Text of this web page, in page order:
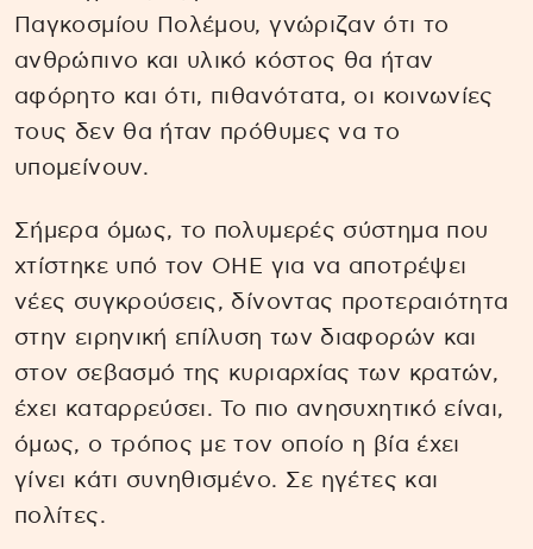
Παγκοσμίου Πολέμου, γνώριζαν ότι το
ανθρώπινο και υλικό κόστος θα ήταν
αφόρητο και ότι, πιθανότατα, οι κοινωνίες
τους δεν θα ήταν πρόθυμες να το
υπομείνουν.
Σήμερα όμως, το πολυμερές σύστημα που
χτίστηκε υπό τον ΟΗΕ για να αποτρέψει
νέες συγκρούσεις, δίνοντας προτεραιότητα
στην ειρηνική επίλυση των διαφορών και
στον σεβασμό της κυριαρχίας των κρατών,
έχει καταρρεύσει. Το πιο ανησυχητικό είναι,
όμως, ο τρόπος με τον οποίο η βία έχει
γίνει κάτι συνηθισμένο. Σε ηγέτες και
πολίτες.